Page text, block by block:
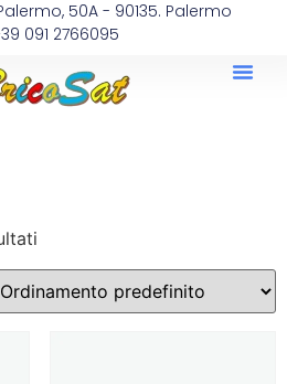
50A - 90135. Palermo
091 2766095